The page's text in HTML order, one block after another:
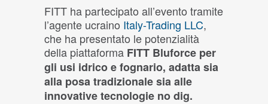
FITT ha partecipato all’evento tramite
l’agente ucraino Italy-Trading LLC,
che ha presentato le potenzialità
della piattaforma FITT Bluforce per
gli usi idrico e fognario, adatta sia
alla posa tradizionale sia alle
innovative tecnologie no dig.